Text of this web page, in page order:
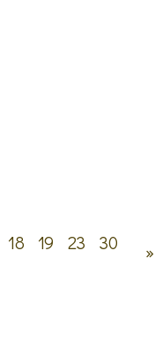
18 19 23 30 »